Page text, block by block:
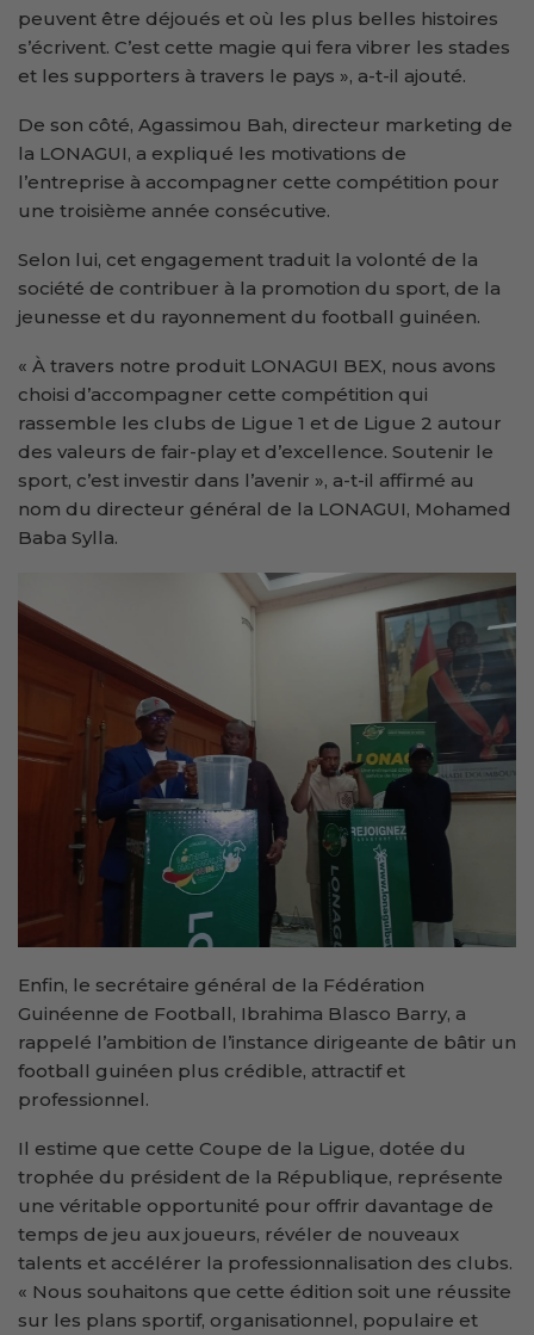
peuvent être déjoués et où les plus belles histoires
s’écrivent. C’est cette magie qui fera vibrer les stades
et les supporters à travers le pays », a-t-il ajouté.
De son côté, Agassimou Bah, directeur marketing de
la LONAGUI, a expliqué les motivations de
l’entreprise à accompagner cette compétition pour
une troisième année consécutive.
Selon lui, cet engagement traduit la volonté de la
société de contribuer à la promotion du sport, de la
jeunesse et du rayonnement du football guinéen.
« À travers notre produit LONAGUI BEX, nous avons
choisi d’accompagner cette compétition qui
rassemble les clubs de Ligue 1 et de Ligue 2 autour
des valeurs de fair-play et d’excellence. Soutenir le
sport, c’est investir dans l’avenir », a-t-il affirmé au
nom du directeur général de la LONAGUI, Mohamed
Baba Sylla.
Enfin, le secrétaire général de la Fédération
Guinéenne de Football, Ibrahima Blasco Barry, a
rappelé l’ambition de l’instance dirigeante de bâtir un
football guinéen plus crédible, attractif et
professionnel.
Il estime que cette Coupe de la Ligue, dotée du
trophée du président de la République, représente
une véritable opportunité pour offrir davantage de
temps de jeu aux joueurs, révéler de nouveaux
talents et accélérer la professionnalisation des clubs.
« Nous souhaitons que cette édition soit une réussite
sur les plans sportif, organisationnel, populaire et